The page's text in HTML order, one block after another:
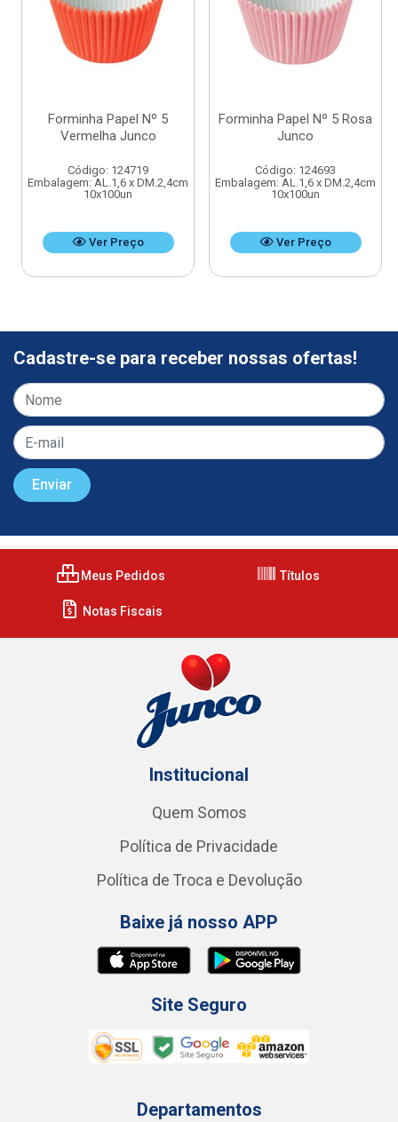
Forminha Papel Nº 5
Vermelha Junco
Código: 124719
Embalagem: AL.1,6 x DM.2,4cm
10x100un
Ver Preço
Forminha Papel Nº 5 Rosa
Junco
Código: 124693
Embalagem: AL.1,6 x DM.2,4cm
10x100un
Ver Preço
Cadastre-se para receber nossas ofertas!
Meus Pedidos Títulos
Notas Fiscais
Institucional
Quem Somos
Política de Privacidade
Política de Troca e Devolução
Baixe já nosso APP
Site Seguro
Departamentos